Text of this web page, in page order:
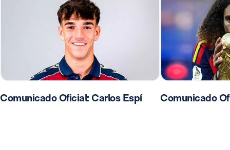
Comunicado Oficial: Carlos Espí Comunicado